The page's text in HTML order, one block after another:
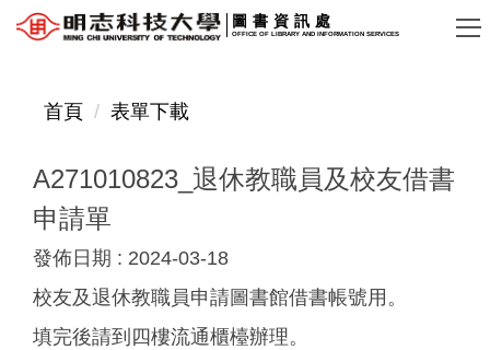
跳
圖書資訊處
OFFICE OF LIBRARY AND INFORMATION SERVICES
首頁 表單下載
A271010823_退休教職員及校友借書
申請單
發佈日期 : 2024-03-18
校友及退休教職員申請圖書館借書帳號用。
填完後請到四樓流通櫃檯辦理。